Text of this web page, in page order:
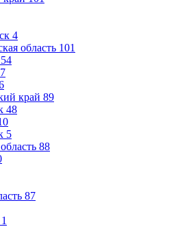
4
область 101
54
7
край 89
48
5
88
87
1